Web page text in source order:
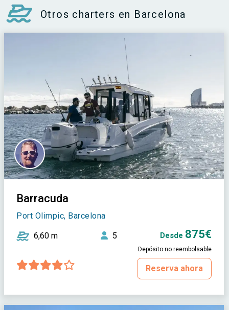
Otros charters en Barcelona
Barracuda
Port Olimpic, Barcelona
6,60 m 5 Desde 875€
Depósito no reembolsable
Reserva ahora